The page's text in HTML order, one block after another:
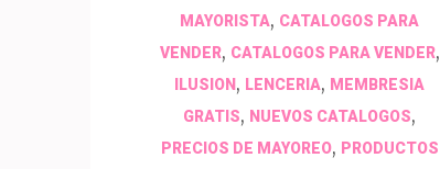
MAYORISTA, CATALOGOS PARA
VENDER, CATALOGOS PARA VENDER,
ILUSION , LENCERIA, MEMBRESIA
GRATIS, NUEVOS CATALOGOS,
PRECIOS DE MAYOREO, PRODUCTOS